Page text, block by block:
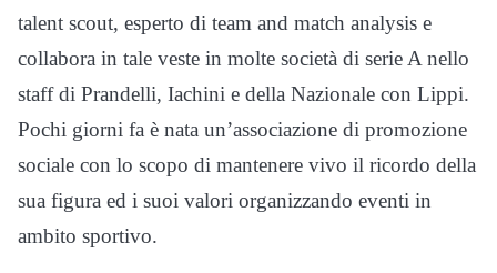
talent scout, esperto di team and match analysis e
collabora in tale veste in molte società di serie A nello
staff di Prandelli, Iachini e della Nazionale con Lippi.
Pochi giorni fa è nata un’associazione di promozione
sociale con lo scopo di mantenere vivo il ricordo della
sua figura ed i suoi valori organizzando eventi in
ambito sportivo.